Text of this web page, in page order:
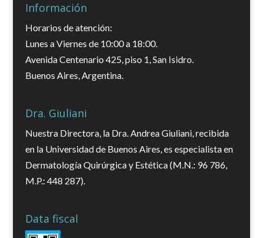
Información
Horarios de atención:
Lunes a Viernes de 10:00 a 18:00.
Avenida Centenario 425, piso 1, San Isidro.
Buenos Aires, Argentina.
Dra. Giuliani
Nuestra Directora, la Dra. Andrea Giuliani, recibida
en la Universidad de Buenos Aires, es especialista en
Dermatología Quirúrgica y Estética (M.N.: 96 786,
M.P.: 448 287).
Data fiscal